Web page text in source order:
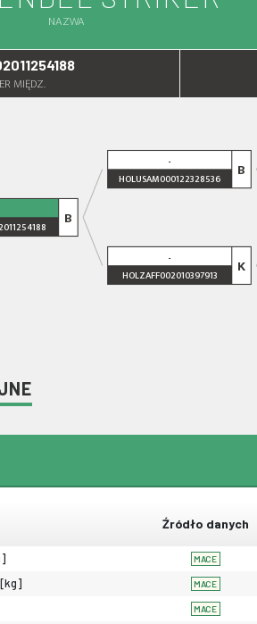
NAZWA
MIĘDZ.
B
-
HOLUSAM000122328536 B
-
HOLZAFF002010397913 K
Źródło danych
MACE
MACE
MACE